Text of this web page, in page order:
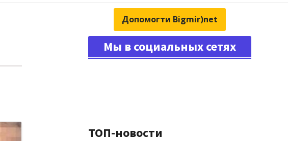
Допомогти Bigmir)net
Мы в социальных сетях
ТОП-новости